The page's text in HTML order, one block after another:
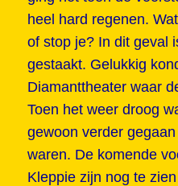
heel hard regenen.
of stop je? In dit geval
gestaakt. Gelukkig
Diamanttheater waar
Toen het weer droog
gewoon verder
waren. De komende
Kleppie zijn nog te